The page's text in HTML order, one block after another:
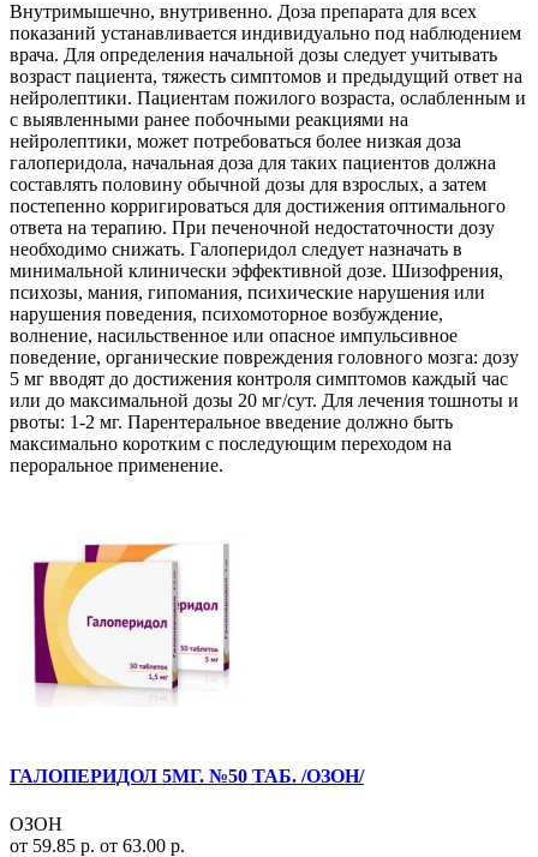
Внутримышечно, внутривенно. Доза препарата для всех
показаний устанавливается индивидуально под наблюдением
врача. Для определения начальной дозы следует учитывать
возраст пациента, тяжесть симптомов и предыдущий ответ на
нейролептики. Пациентам пожилого возраста, ослабленным и
с выявленными ранее побочными реакциями на
нейролептики, может потребоваться более низкая доза
галоперидола, начальная доза для таких пациентов должна
составлять половину обычной дозы для взрослых, а затем
постепенно корригироваться для достижения оптимального
ответа на терапию. При печеночной недостаточности дозу
необходимо снижать. Галоперидол следует назначать в
минимальной клинически эффективной дозе. Шизофрения,
психозы, мания, гипомания, психические нарушения или
нарушения поведения, психомоторное возбуждение,
волнение, насильственное или опасное импульсивное
поведение, органические повреждения головного мозга: дозу
5 мг вводят до достижения контроля симптомов каждый час
или до максимальной дозы 20 мг/сут. Для лечения тошноты и
рвоты: 1-2 мг. Парентеральное введение должно быть
максимально коротким с последующим переходом на
пероральное применение.
ГАЛОПЕРИДОЛ 5МГ. №50 ТАБ. /ОЗОН/
ОЗОН
от 59.85 р. от 63.00 р.